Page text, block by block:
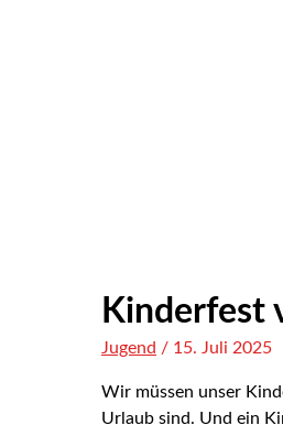
Kinderfest
Jugend / 15. Juli 2025
Wir müssen unser
Urlaub sind. Und ein